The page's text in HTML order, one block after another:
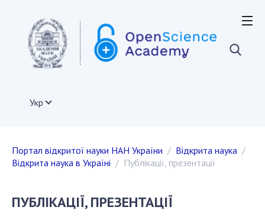
Укр
ВІДКРИТА НАУКА У СВІТІ
Європейський Союз
Інші країни
Проекти з розвитку відкритої науки
Портал відкритої науки НАН України
Відкрита наука
Відкрита наука в Україні
Публікації, презентації
ПУБЛІКАЦІЇ, ПРЕЗЕНТАЦІЇ